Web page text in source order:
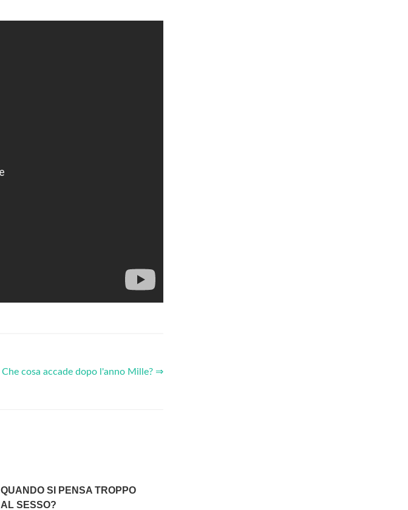
Che cosa accade dopo l'anno Mille? ⇒
QUANDO SI PENSA TROPPO
AL SESSO?